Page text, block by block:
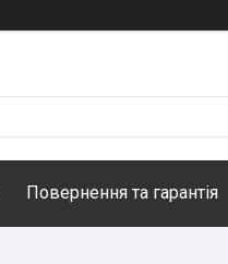
Повернення та гарантія